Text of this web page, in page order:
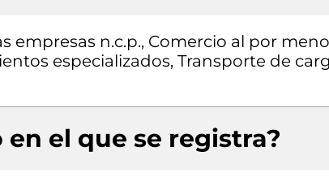
empresas n.c.p., Comercio al por
especializados, Transporte de
el que se registra?